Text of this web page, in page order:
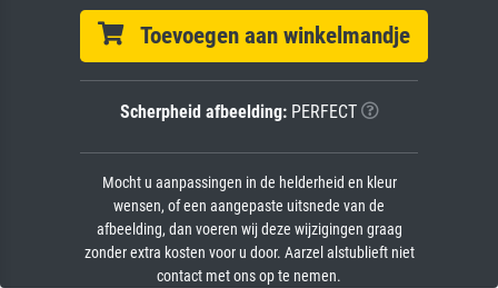
Toevoegen aan winkelmandje
Scherpheid afbeelding:PERFECT
Mocht u aanpassingen in de helderheid en kleur
wensen, of een aangepaste uitsnede van de
afbeelding, dan voeren wij deze wijzigingen graag
zonder extra kosten voor u door. Aarzel alstublieft niet
contact met ons op te nemen.